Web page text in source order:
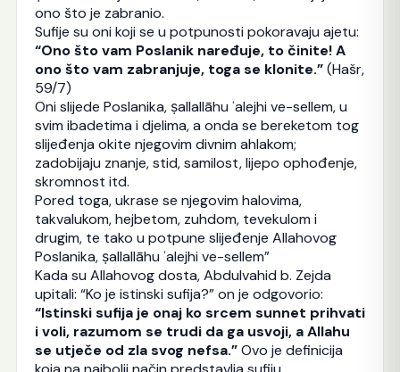
ono što je zabranio.
Sufije su oni koji se u potpunosti pokoravaju ajetu:
“Ono što vam Poslanik naređuje, to činite! A
ono što vam zabranjuje, toga se klonite.”(Hašr,
59/7)
Oni slijede Poslanika, ṣallallāhu ʿalejhi ve-sellem, u
svim ibadetima i djelima, a onda se bereketom tog
slijeđenja okite njegovim divnim ahlakom;
zadobijaju znanje, stid, samilost, lijepo ophođenje,
skromnost itd.
Pored toga, ukrase se njegovim halovima,
takvalukom, hejbetom, zuhdom, tevekulom i
drugim, te tako u potpune slijeđenje Allahovog
Poslanika, ṣallallāhu ʿalejhi ve-sellem”
Kada su Allahovog dosta, Abdulvahid b. Zejda
upitali: “Ko je istinski sufija?” on je odgovorio:
“Istinski sufija je onaj ko srcem sunnet prihvati
i voli, razumom se trudi da ga usvoji, a Allahu
se utječe od zla svog nefsa.”Ovo je definicija